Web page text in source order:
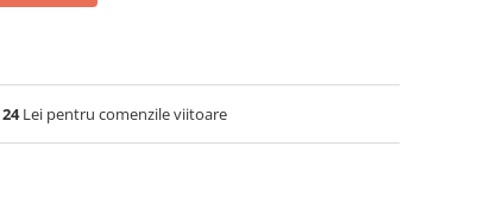
24Lei pentru comenzile viitoare